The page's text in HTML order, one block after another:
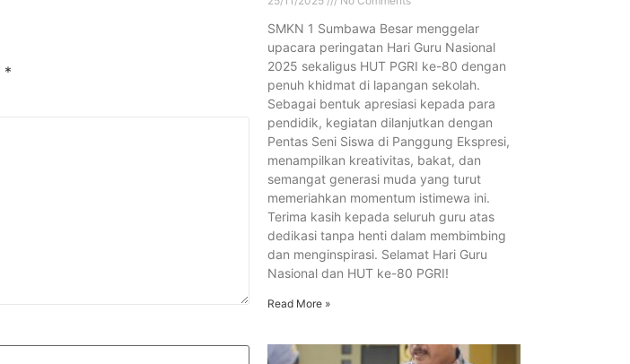
*
SMKN 1 Sumbawa Besar menggelar
upacara peringatan Hari Guru Nasional
2025 sekaligus HUT PGRI ke-80 dengan
penuh khidmat di lapangan sekolah.
Sebagai bentuk apresiasi kepada para
pendidik, kegiatan dilanjutkan dengan
Pentas Seni Siswa di Panggung Ekspresi,
menampilkan kreativitas, bakat, dan
semangat generasi muda yang turut
memeriahkan momentum istimewa ini.
Terima kasih kepada seluruh guru atas
dedikasi tanpa henti dalam membimbing
dan menginspirasi. Selamat Hari Guru
Nasional dan HUT ke-80 PGRI!
Read More »